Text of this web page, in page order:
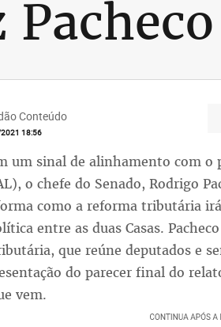
Pacheco
Conteúdo
18:56
um sinal de alinhamento com o
o chefe do Senado, Rodrigo
como a reforma tributária
entre as duas Casas.
que reúne deputados e
do parecer final do
vem.